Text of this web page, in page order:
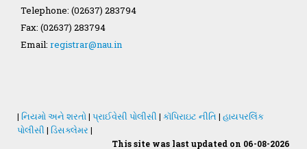
GAU Act 2004
Statastics
Telephone: (02637) 283794
Fax: (02637) 283794
Email: registrar@nau.in
| નિયમો અને શરતો| પ્રાઈવેસી પોલીસી | કૉપિરાઇટ નીતિ | હાયપરલિંક
પોલીસી | ડિસક્લેમર |
This site was last updated on 06-08-2026